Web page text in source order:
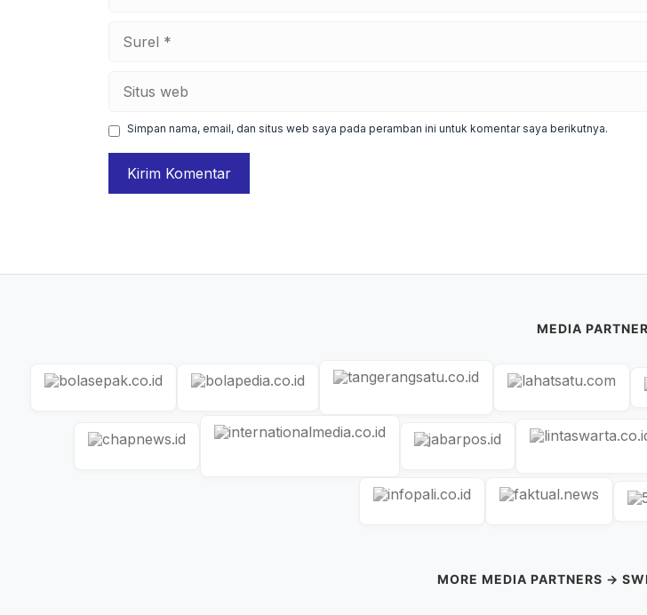
web
Simpan nama, email, dan situs web saya pada peramban ini untuk komentar saya berikutnya.
MEDIA
MORE MEDIA PARTNERS →